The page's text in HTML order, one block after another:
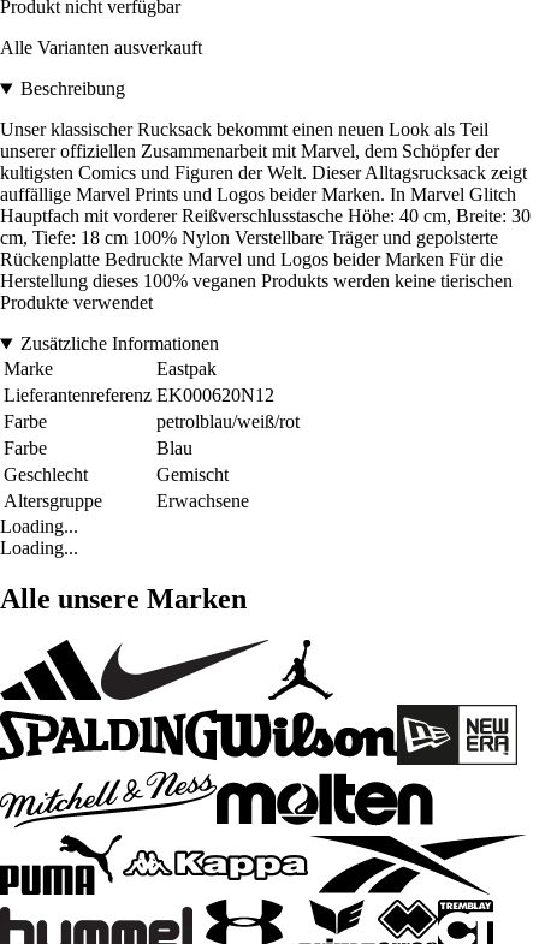
Produkt nicht verfügbar
Alle Varianten ausverkauft
Beschreibung
Unser klassischer Rucksack bekommt einen neuen Look als Teil
unserer offiziellen Zusammenarbeit mit Marvel, dem Schöpfer der
kultigsten Comics und Figuren der Welt. Dieser Alltagsrucksack zeigt
auffällige Marvel Prints und Logos beider Marken. In Marvel Glitch
Hauptfach mit vorderer Reißverschlusstasche Höhe: 40 cm, Breite: 30
cm, Tiefe: 18 cm 100% Nylon Verstellbare Träger und gepolsterte
Rückenplatte Bedruckte Marvel und Logos beider Marken Für die
Herstellung dieses 100% veganen Produkts werden keine tierischen
Produkte verwendet
Zusätzliche Informationen
Marke
Eastpak
Lieferantenreferenz EK000620N12
Farbe
petrolblau/weiß/rot
Farbe
Blau
Geschlecht
Gemischt
Altersgruppe
Erwachsene
Loading...
Loading...
Alle unsere Marken